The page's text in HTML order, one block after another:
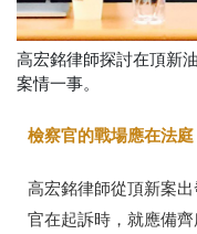
高宏銘律師探討在頂新
案情一事。
檢察官的戰場應在法
高宏銘律師從頂新案
官在起訴時，就應備